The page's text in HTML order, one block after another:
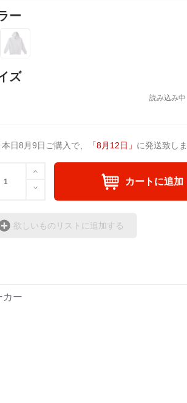
ー
ズ
本日8月9日 ご購入で、 「8月12日 」 に発送致しま
カートに追加
欲しいものリストに追加する
カー